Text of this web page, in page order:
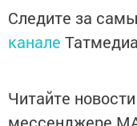
Следите за
канале Татмедиа
Читайте